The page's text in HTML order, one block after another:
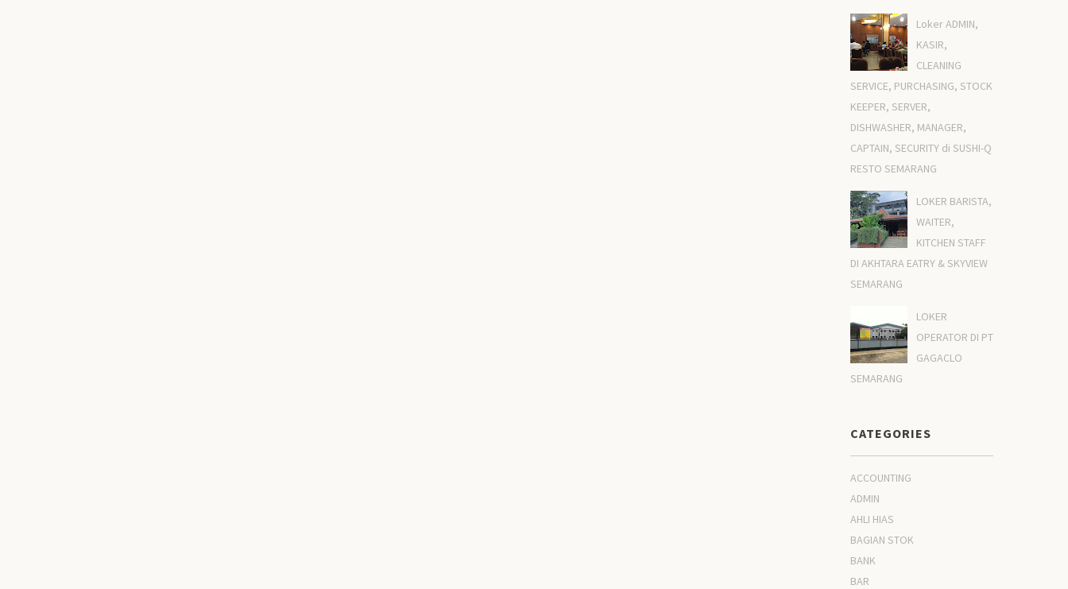
Loker ADMIN,
KASIR,
CLEANING
SERVICE, PURCHASING, STOCK
KEEPER, SERVER,
DISHWASHER, MANAGER,
CAPTAIN, SECURITY di SUSHI-Q
RESTO SEMARANG
LOKER BARISTA,
WAITER,
KITCHEN STAFF
DI AKHTARA EATRY & SKYVIEW
SEMARANG
LOKER
OPERATOR DI PT
GAGACLO
SEMARANG
CATEGORIES
ACCOUNTING
ADMIN
AHLI HIAS
BAGIAN STOK
BANK
BAR